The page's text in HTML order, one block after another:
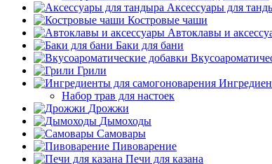
Аксессуары для
Костровые чаши
Автоклавы и
Баки для бани
Грили
Набор трав для настоек
Дрожжи
Дымоходы
Самовары
Пивоварение
Печи для казана